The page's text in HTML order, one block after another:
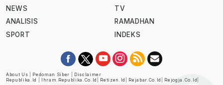
NEWS
ANALISIS
SPORT
TV
RAMADHAN
INDEKS
About Us Pedoman Siber
Disclaimer
Republika.id
Ihram.republika.co.id Retizen.id Rejabar.co.id Rejogja.co.id